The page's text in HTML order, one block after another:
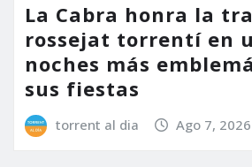
La Cabra honra la
rossejat torrentí en
noches más
sus fiestas
torrent al dia Ago 7, 2026